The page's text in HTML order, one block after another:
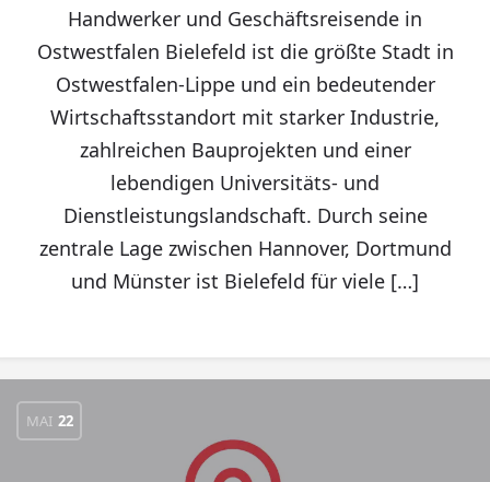
Handwerker und Geschäftsreisende in
Ostwestfalen Bielefeld ist die größte Stadt in
Ostwestfalen-Lippe und ein bedeutender
Wirtschaftsstandort mit starker Industrie,
zahlreichen Bauprojekten und einer
lebendigen Universitäts- und
Dienstleistungslandschaft. Durch seine
zentrale Lage zwischen Hannover, Dortmund
und Münster ist Bielefeld für viele […]
MAI 22